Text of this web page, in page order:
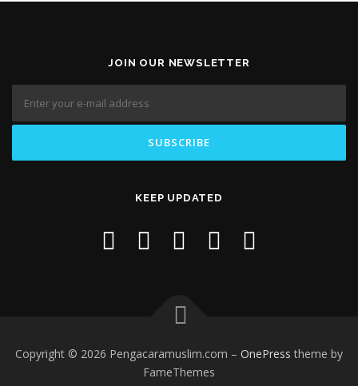
JOIN OUR NEWSLETTER
KEEP UPDATED
Copyright © 2026 Pengacaramuslim.com – OnePress theme by
FameThemes